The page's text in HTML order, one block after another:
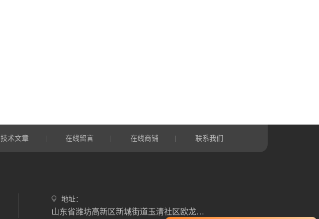
技术文章 在线留言 在线商铺 联系我们
地址：
山东省潍坊高新区新城街道玉清社区欧龙科技园3号车间